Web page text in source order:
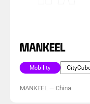
MANKEEL
Mobility
MANKEEL — China